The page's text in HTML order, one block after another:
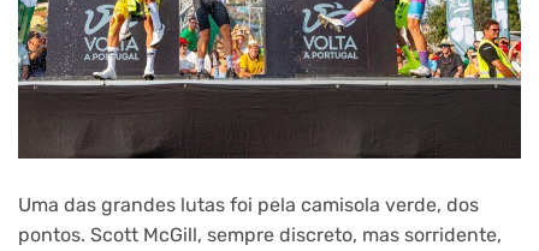
Uma das grandes lutas foi pela camisola verde, dos
pontos. Scott McGill, sempre discreto, mas sorridente,